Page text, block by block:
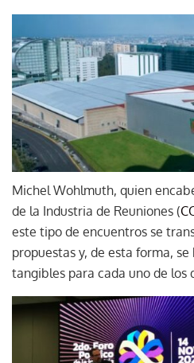
Michel Wohlmuth, quien
de la Industria de Reuniones (
este tipo de encuentros se
propuestas y, de esta forma,
tangibles para cada uno de los